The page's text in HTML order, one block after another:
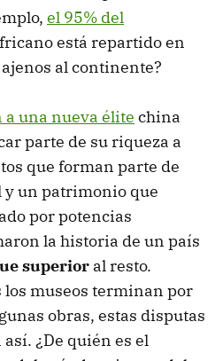
el 95% del
está repartido en
al continente?
a una nueva élite china
parte de su riqueza a
que forman parte de
un patrimonio que
por potencias
la historia de un país
superior al resto.
los museos terminan por
obras, estas disputas
¿De quién es el